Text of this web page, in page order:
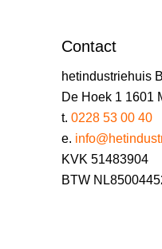
Contact
hetindustriehuis
De Hoek 1 1601
t. 0228 53 00 40
e.
KVK 51483904
BTW